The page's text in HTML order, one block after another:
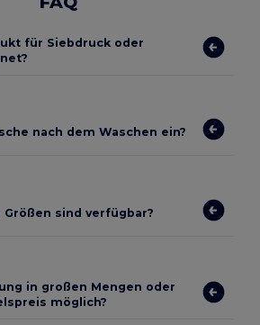
für Siebdruck oder
nach dem Waschen ein?
Größen sind verfügbar?
in großen Mengen oder
möglich?